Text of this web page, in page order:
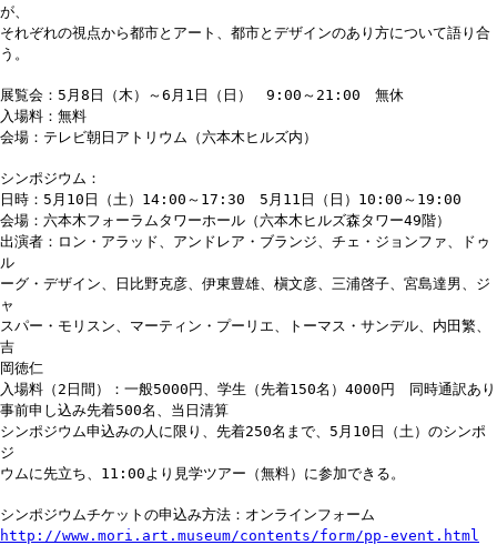
が、
それぞれの視点から都市とアート、都市とデザインのあり方について語り合
う。
展覧会：5月8日（木）～6月1日（日） 9:00～21:00 無休
入場料：無料
会場：テレビ朝日アトリウム（六本木ヒルズ内）
シンポジウム：
日時：5月10日（土）14:00～17:30 5月11日（日）10:00～19:00
会場：六本木フォーラムタワーホール（六本木ヒルズ森タワー49階）
出演者：ロン・アラッド、アンドレア・ブランジ、チェ・ジョンファ、ドゥ
ル
ーグ・デザイン、日比野克彦、伊東豊雄、槇文彦、三浦啓子、宮島達男、ジ
ャ
スパー・モリスン、マーティン・プーリエ、トーマス・サンデル、内田繁、
吉
岡徳仁
入場料（2日間）：一般5000円、学生（先着150名）4000円 同時通訳あり
事前申し込み先着500名、当日清算
シンポジウム申込みの人に限り、先着250名まで、5月10日（土）のシンポ
ジ
ウムに先立ち、11:00より見学ツアー（無料）に参加できる。
シンポジウムチケットの申込み方法：オンラインフォーム
http://www.mori.art.museum/contents/form/pp-event.html